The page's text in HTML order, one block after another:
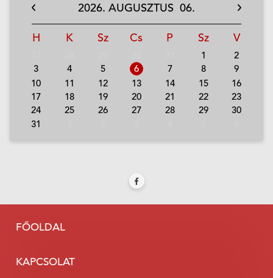
2026. AUGUSZTUS 06.
H K Sz Cs P Sz V
1
2
3
4 5 6 7 8
9
10
11 12 13 14 15
16
17
18 19 20 21 22
23
24
25 26 27 28 29
30
31
FŐOLDAL
KAPCSOLAT